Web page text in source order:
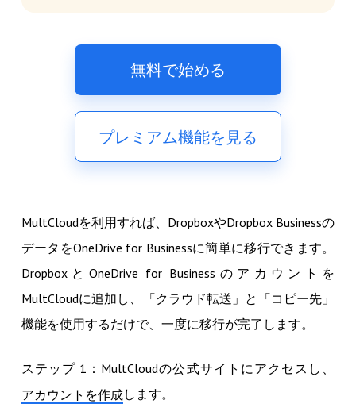
無料で始める
プレミアム機能を見る
MultCloudを利用すれば、DropboxやDropbox Businessの
データをOneDrive for Businessに簡単に移行できます。
DropboxとOneDrive for Businessのアカウントを
MultCloudに追加し、「クラウド転送」と「コピー先」
機能を使用するだけで、一度に移行が完了します。
ステップ 1：MultCloudの公式サイトにアクセスし、
アカウントを作成します。